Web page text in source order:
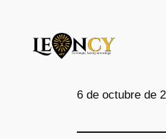
contenido
6 de octubre de